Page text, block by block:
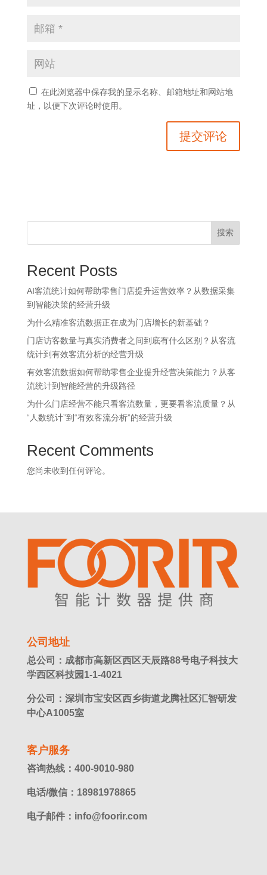
在此浏览器中保存我的显示名称、邮箱地址和网站地
址，以便下次评论时使用。
搜索
Recent Posts
AI客流统计如何帮助零售门店提升运营效率？从数据采集
到智能决策的经营升级
为什么精准客流数据正在成为门店增长的新基础？
门店访客数量与真实消费者之间到底有什么区别？从客流
统计到有效客流分析的经营升级
有效客流数据如何帮助零售企业提升经营决策能力？从客
流统计到智能经营的升级路径
为什么门店经营不能只看客流数量，更要看客流质量？从
“人数统计”到“有效客流分析”的经营升级
Recent Comments
您尚未收到任何评论。
公司地址
总公司：成都市高新区西区天辰路88号电子科技大
学西区科技园1-1-4021
分公司：深圳市宝安区西乡街道龙腾社区汇智研发
中心A1005室
客户服务
咨询热线：400-9010-980
电话/微信：18981978865
电子邮件：info@foorir.com